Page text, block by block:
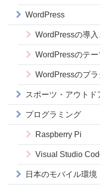
WordPress
WordPressの導入
WordPressのテー
WordPressのプラ
スポーツ・アウトド
プログラミング
Raspberry Pi
Visual Studio
日本のモバイル環境